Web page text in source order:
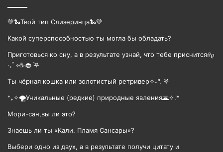
💚🐍Твой тип Слизеринца🐍💚
Какой суперспособностью ты могла бы обладать?
Приготовься ко сну, а в результате узнай, что тебе приснится𝜗𝜚
‧₊˚ ⊹☕️🧁 ࣪𖤐
Ты чёрная кошка или золотистый ретривер✧˖°. ࣪𖤐
⁺₊✧🌪️Уникальные (редкие) природные явления🌋✧.*
Мори-сан,вы ли это?
Знаешь ли ты «Кали. Пламя Сансары»?
Выбери одно из двух, а в результате получи цитату и